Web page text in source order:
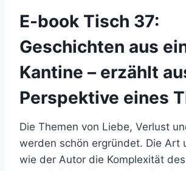
E-book Tisch 37:
Geschichten aus
Kantine – erzählt
Perspektive eines
Die Themen von Liebe, Verlust
werden schön ergründet. Die Art
wie der Autor die Komplexität des